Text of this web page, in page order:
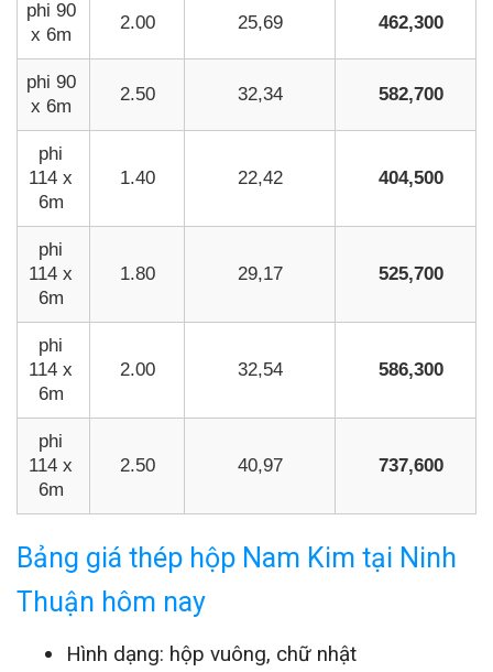
phi 90
x 6m
2.00 25,69 462,300
phi 90
x 6m
2.50 32,34 582,700
phi
114 x
6m
1.40 22,42 404,500
phi
114 x
6m
1.80 29,17 525,700
phi
114 x
6m
2.00 32,54 586,300
phi
114 x
6m
2.50 40,97 737,600
Bảng giá thép hộp Nam Kim tại Ninh
Thuận hôm nay
Hình dạng: hộp vuông, chữ nhật